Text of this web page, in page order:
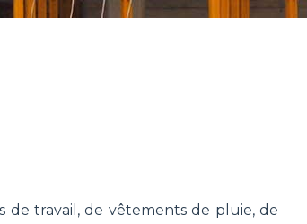
de travail, de vêtements de pluie, de